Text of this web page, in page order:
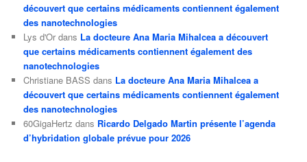
découvert que certains médicaments contiennent également
des nanotechnologies
Lys d'Or dans La docteure Ana Maria Mihalcea a découvert
que certains médicaments contiennent également des
nanotechnologies
Christiane BASS dans La docteure Ana Maria Mihalcea a
découvert que certains médicaments contiennent également
des nanotechnologies
60GigaHertz dans Ricardo Delgado Martin présente l’agenda
d’hybridation globale prévue pour 2026